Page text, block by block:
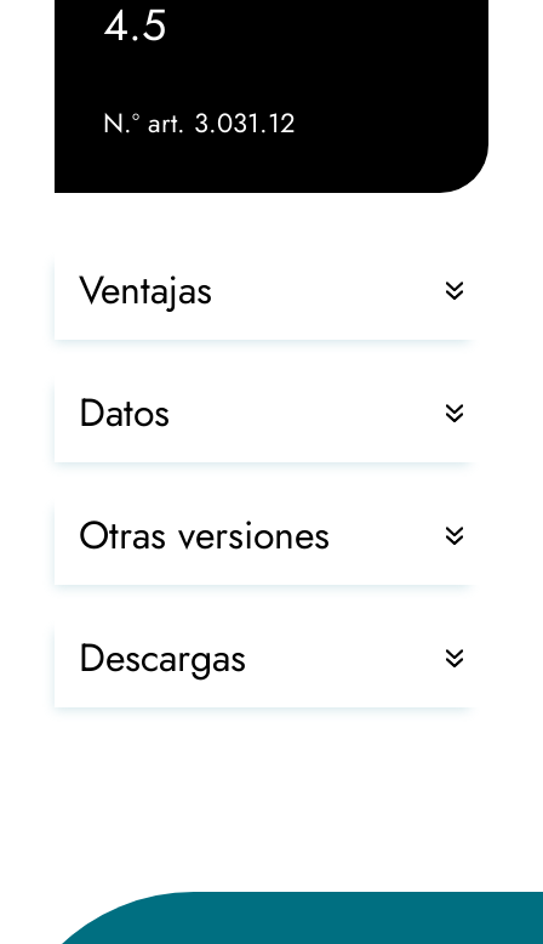
4.5
N.º art. 3.031.12
Ventajas
Datos
Otras versiones
Descargas